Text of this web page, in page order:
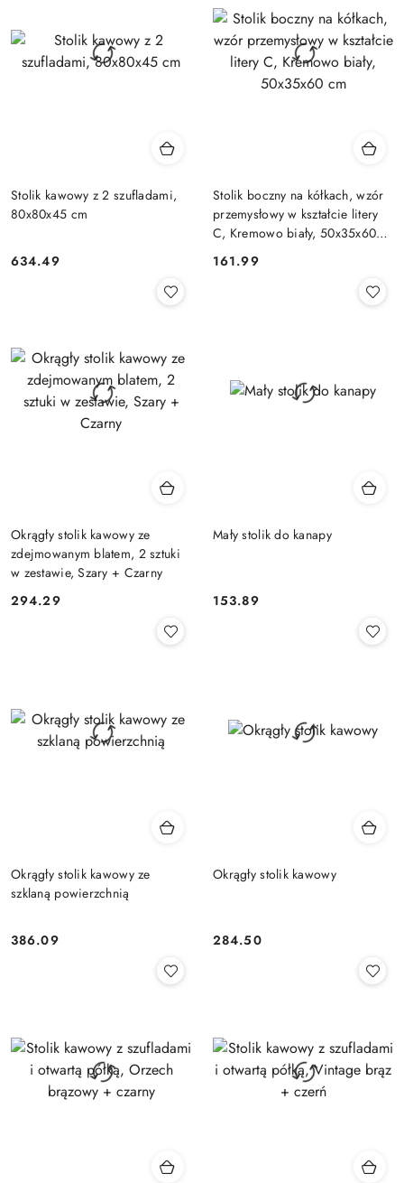
Stolik kawowy z 2 szufladami,
80x80x45 cm
Cena:
634.49
Stolik boczny na kółkach, wzór
przemysłowy w kształcie litery
C, Kremowo biały, 50x35x60
Cena:
161.99
Okrągły stolik kawowy ze
zdejmowanym blatem, 2 sztuki
w zestawie, Szary + Czarny
Cena:
294.29
Mały stolik do kanapy
Cena:
153.89
Okrągły stolik kawowy ze
szklaną powierzchnią
Cena:
386.09
Okrągły stolik kawowy
Cena:
284.50